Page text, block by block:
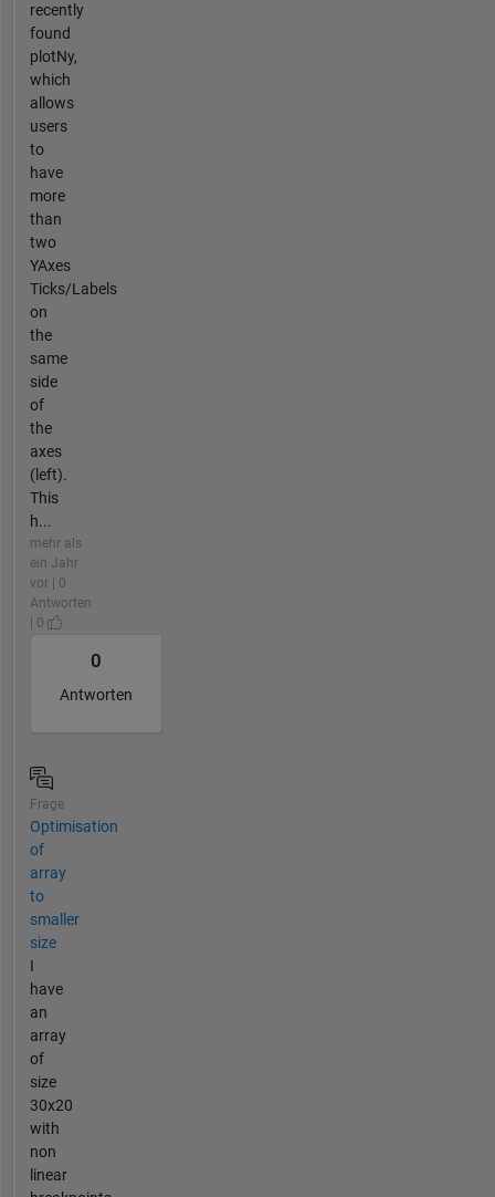
recently
found
plotNy,
which
allows
users
to
have
more
than
two
YAxes
Ticks/Labels
on
the
same
side
of
the
axes
(left).
This
h...
mehr als
ein Jahr
vor | 0
Antworten
| 0
0
Antworten
Frage
Optimisation
of
array
to
smaller
size
I
have
an
array
of
size
30x20
with
non
linear